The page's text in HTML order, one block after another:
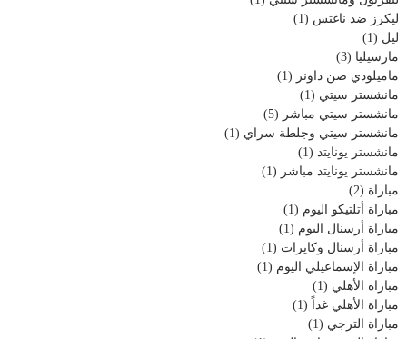
ليكرز ضد ناغتس (1)
ليل (1)
مارسيليا (3)
ماميلودي صن داونز (1)
مانشستر سيتي (1)
مانشستر سيتي مباشر (5)
مانشستر سيتي وجلطة سراي (1)
مانشستر يونايتد (1)
مانشستر يونايتد مباشر (1)
مباراة (2)
مباراة أتلتيكو اليوم (1)
مباراة أرسنال اليوم (1)
مباراة أرسنال وكايرات (1)
مباراة الإسماعيلي اليوم (1)
مباراة الأهلي (1)
مباراة الأهلي غداً (1)
مباراة الترجي (1)